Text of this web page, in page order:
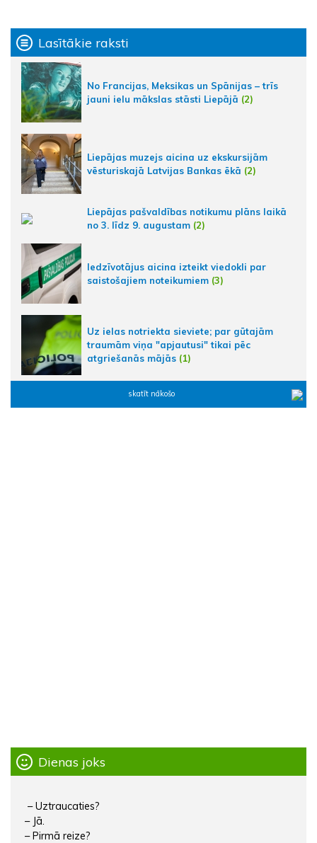
Lasītākie raksti
No Francijas, Meksikas un Spānijas – trīs
jauni ielu mākslas stāsti Liepājā (2)
Liepājas muzejs aicina uz ekskursijām
vēsturiskajā Latvijas Bankas ēkā (2)
Liepājas pašvaldības notikumu plāns laikā
no 3. līdz 9. augustam (2)
Iedzīvotājus aicina izteikt viedokli par
saistošajiem noteikumiem (3)
Uz ielas notriekta sieviete; par gūtajām
traumām viņa "apjautusi" tikai pēc
atgriešanās mājās (1)
skatīt nākošo
Dienas joks
– Uztraucaties?
– Jā.
– Pirmā reize?